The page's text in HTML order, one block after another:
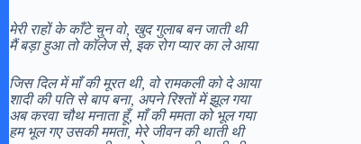
मेरी राहों के काँटे चुन वो, खुद गुलाब बन जाती थी
मैं बड़ा हुआ तो कॉलेज से, इक रोग प्यार का ले आया
जिस दिल में माँ की मूरत थी, वो रामकली को दे आया
शादी की पति से बाप बना, अपने रिश्तों में झूल गया
अब करवा चौथ मनाता हूँ, माँ की ममता को भूल गया
हम भूल गए उसकी ममता, मेरे जीवन की थाती थी